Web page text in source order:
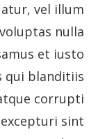
vel illum
nulla
et iusto
qui blanditiis
corrupti
sint